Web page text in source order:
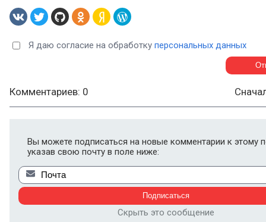
Я даю согласие на обработку персональных данных
Комментариев: 0
Вы можете подписаться на новые комментарии к этому
указав свою почту в поле ниже:
Скрыть это сообщение